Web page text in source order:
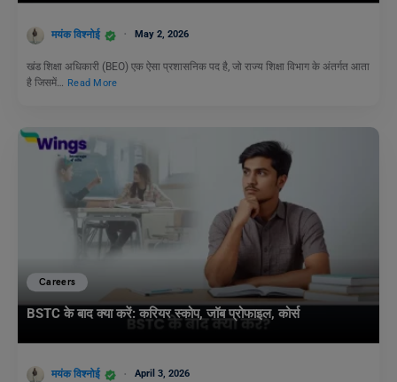
मयंक विश्नोई May 2, 2026
खंड शिक्षा अधिकारी (BEO) एक ऐसा प्रशासनिक पद है, जो राज्य शिक्षा विभाग के अंतर्गत आता
है जिसमें…
Read More
Careers
BSTC के बाद क्या करें: करियर स्कोप, जॉब प्रोफाइल, कोर्स
मयंक विश्नोई April 3, 2026